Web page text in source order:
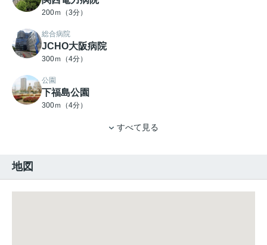
200ｍ（3分）
総合病院
JCHO大阪病院
300ｍ（4分）
公園
下福島公園
300ｍ（4分）
すべて見る
地図